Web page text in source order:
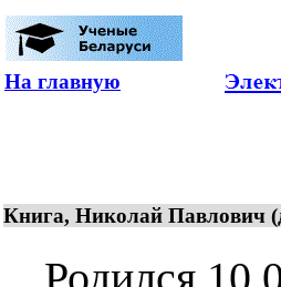
На главную
Книга, Николай Павлович